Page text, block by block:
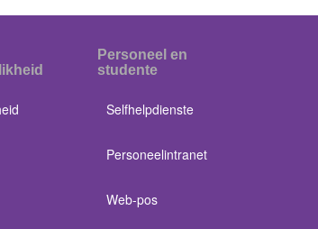
Personeel en
studente
Selfhelpdienste
Personeelintranet
Web-pos